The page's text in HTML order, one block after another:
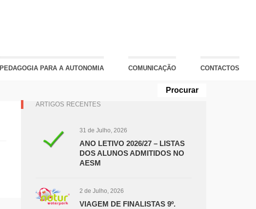
PEDAGOGIA PARA A AUTONOMIA COMUNICAÇÃO CONTACTOS
ARTIGOS RECENTES
31 de Julho, 2026
ANO LETIVO 2026/27 – LISTAS
DOS ALUNOS ADMITIDOS NO
AESM
2 de Julho, 2026
VIAGEM DE FINALISTAS 9º.